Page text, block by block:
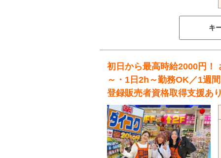
キ
初日から最高時給2000円！
～・1日2h～勤務OK／1週
登録販売者資格取得支援あ